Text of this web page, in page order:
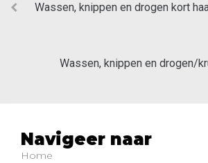
Wassen, knippen en drogen kort
Wassen, knippen en drogen/
Navigeer naar
Home